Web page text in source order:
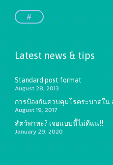
#
Latest news & tips
Standard post format
August 28, 2013
การป้องกันควบคุมโรคระบาดใน
August 19, 2017
สัตว์พาหะ? เจอแบบนี้ไม่ดีแน่!!
January 29, 2020